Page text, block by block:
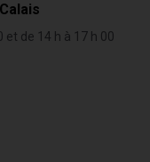
et de 14 h à 17 h 00